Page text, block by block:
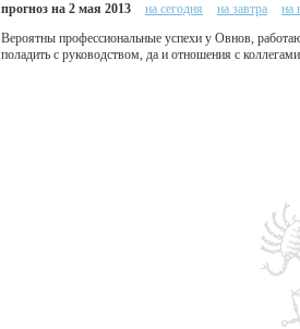
прогноз на 2 мая 2013 на сегодня на завтра на
Вероятны профессиональные успехи у Овнов,
поладить с руководством, да и отношения с